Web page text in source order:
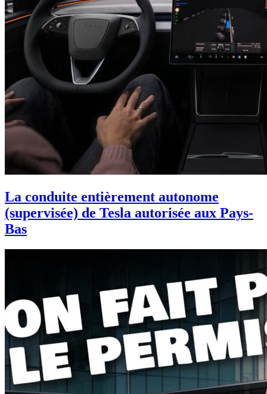
La conduite entièrement autonome
(supervisée) de Tesla autorisée aux Pays-
Bas